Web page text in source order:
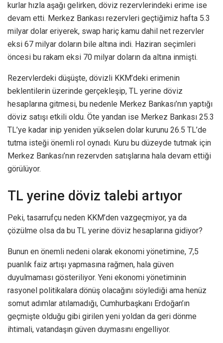
kurlar hızla aşağı gelirken, döviz rezervlerindeki erime ise
devam etti. Merkez Bankası rezervleri geçtiğimiz hafta 5.3
milyar dolar eriyerek, swap hariç kamu dahil net rezervler
eksi 67 milyar doların bile altına indi. Haziran seçimleri
öncesi bu rakam eksi 70 milyar doların da altına inmişti.
Rezervlerdeki düşüşte, dövizli KKM’deki erimenin
beklentilerin üzerinde gerçekleşip, TL yerine döviz
hesaplarına gitmesi, bu nedenle Merkez Bankası’nın yaptığı
döviz satışı etkili oldu. Öte yandan ise Merkez Bankası 25.3
TL’ye kadar inip yeniden yükselen dolar kurunu 26.5 TL’de
tutma isteği önemli rol oynadı. Kuru bu düzeyde tutmak için
Merkez Bankası’nın rezervden satışlarına hala devam ettiği
görülüyor.
TL yerine döviz talebi artıyor
Peki, tasarrufçu neden KKM’den vazgeçmiyor, ya da
çözülme olsa da bu TL yerine döviz hesaplarına gidiyor?
Bunun en önemli nedeni olarak ekonomi yönetimine, 7,5
puanlık faiz artışı yapmasına rağmen, hala güven
duyulmaması gösteriliyor. Yeni ekonomi yönetiminin
rasyonel politikalara dönüş olacağını söylediği ama henüz
somut adımlar atılamadığı, Cumhurbaşkanı Erdoğan’ın
geçmişte olduğu gibi girilen yeni yoldan da geri dönme
ihtimali, vatandaşın güven duymasını engelliyor.